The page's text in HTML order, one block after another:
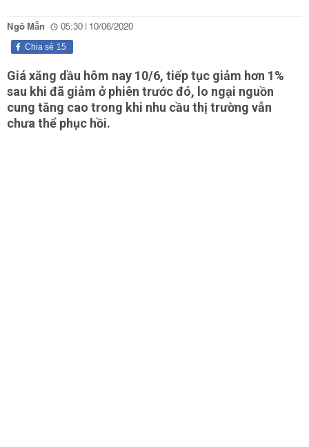
Ngô Mẫn 05:30 | 10/06/2020
15
Chia sẻ
Giá xăng dầu hôm nay 10/6, tiếp tục giảm hơn 1%
sau khi đã giảm ở phiên trước đó, lo ngại nguồn
cung tăng cao trong khi nhu cầu thị trường vẫn
chưa thể phục hồi.